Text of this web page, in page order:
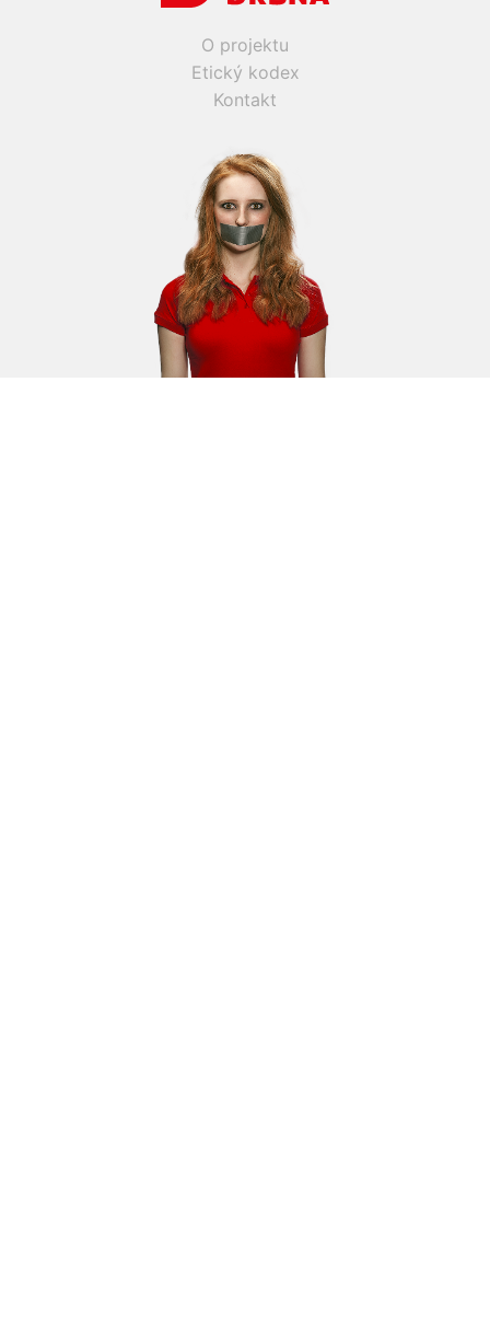
O projektu
Etický kodex
Kontakt